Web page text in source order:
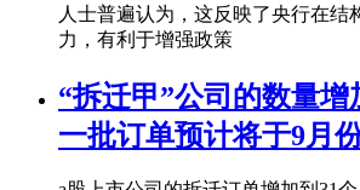
人士普遍认为，这反映了央行在结
力，有利于增强政策
“拆迁甲”公司的数量增
一批订单预计将于9月